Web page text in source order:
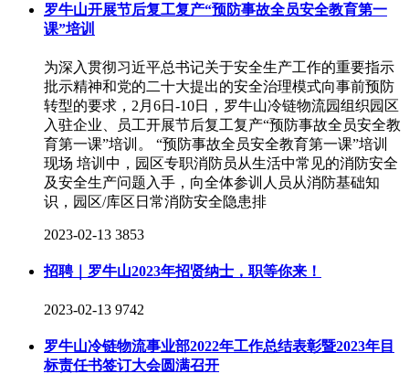
罗牛山开展节后复工复产“预防事故全员安全教育第一
课”培训
为深入贯彻习近平总书记关于安全生产工作的重要指示
批示精神和党的二十大提出的安全治理模式向事前预防
转型的要求，2月6日-10日，罗牛山冷链物流园组织园区
入驻企业、员工开展节后复工复产“预防事故全员安全教
育第一课”培训。 “预防事故全员安全教育第一课”培训
现场 培训中，园区专职消防员从生活中常见的消防安全
及安全生产问题入手，向全体参训人员从消防基础知
识，园区/库区日常消防安全隐患排
2023-02-13 3853
招聘｜罗牛山2023年招贤纳士，职等你来！
2023-02-13 9742
罗牛山冷链物流事业部2022年工作总结表彰暨2023年目
标责任书签订大会圆满召开